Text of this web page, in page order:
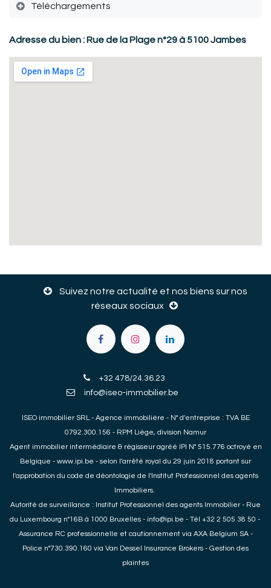
Téléchargements
Adresse du bien : Rue de la Plage n°29 à 5100 Jambes
Suivez notre actualité et nos biens sur nos
réseaux sociaux
+32 478/24.36.23
info@iseo-immobilier.be
ISEO immobilier SRL - Agence immobilière - N° d'entreprise : TVA BE
0792.300.156 - RPM Liège, division Namur
Agent immobilierintermédiaire & régisseur agréé IPI N° 515.776 octroyé en
Belgique - www.ipi.be - selon l'arrêté royal du 29 juin 2018 portant sur
l'approbation du code de déontologie de l'Institut Professionnel des agents
Immobiliers.
Autorité de surveillance : Institut Professionnel des agents Immobilier - Rue
du Luxembourg n°16B à 1000 Bruxelles - info@ipi.be - Tél +32 2 505 38 50 -
Assurance RC professionnelle et cautionnement via AXA Belgium SA -
Police n°730.390.160 via Van Dessel Insurance Brokers - Gestion des
plaintes